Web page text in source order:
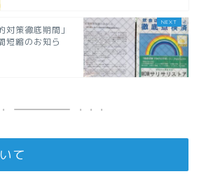
対策徹底期間」
短縮のお知ら
て